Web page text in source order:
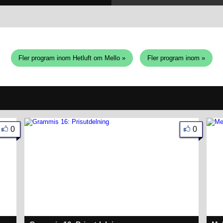
Fler program inom Hetluft om Mello » Fler program inom »
0 0